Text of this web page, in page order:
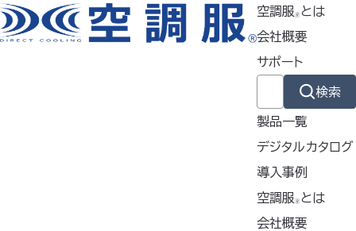
空調服🄬 とは
会社概要
サポート
検索
製品一覧
デジタルカタログ
導入事例
導入事例
共同開発
空調服🄬 とは
空調服 ®とは
会社概要
イン
使用シーン
溶接業
物流業